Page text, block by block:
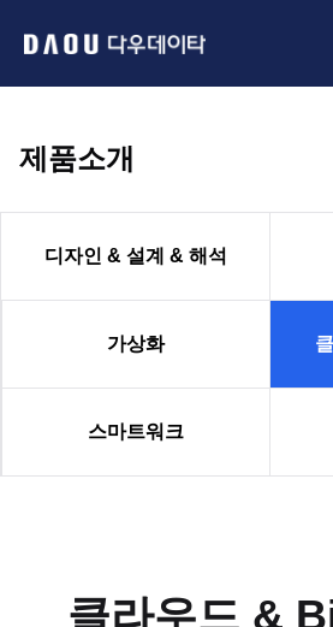
제품소개
디자인 & 설계 & 해석
가상화
스마트워크
클라우드 &